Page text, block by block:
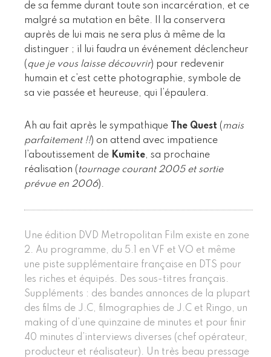
de sa femme durant toute son incarcération, et ce
malgré sa mutation en bête. Il la conservera
auprès de lui mais ne sera plus à même de la
distinguer ; il lui faudra un événement déclencheur
(que je vous laisse découvrir) pour redevenir
humain et c’est cette photographie, symbole de
sa vie passée et heureuse, qui l’épaulera.
Ah au fait après le sympathique The Quest (mais
parfaitement !!) on attend avec impatience
l’aboutissement de Kumite, sa prochaine
réalisation ( tournage courant 2005 et sortie
prévue en 2006).
Une édition DVD Metropolitan Film existe en zone
2. Au programme, du 5.1 en VF et VO et même
une piste supplémentaire française en DTS pour
les riches et équipés. Des sous-titres français.
Suppléments : des bandes annonces de la plupart
des films de J.C, filmographies de J.C et Ringo, un
making of d’une quinzaine de minutes et pour finir
40 minutes d’interviews diverses (chef opérateur,
producteur et réalisateur). Un très beau pressage